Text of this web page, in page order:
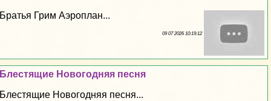
Братья Грим Аэроплан...
09 07 2026 10:19:12
Блестящие Новогодняя песня
Блестящие Новогодняя песня...